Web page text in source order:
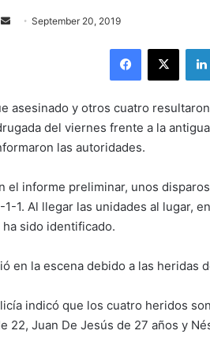
Send September 20, 2019
Facebook
X
asesinado y otros cuatro
del viernes frente a la
las autoridades.
el informe preliminar, unos
1-1. Al llegar las unidades al lugar,
sido identificado.
en la escena debido a las heridas
indicó que los cuatro heridos
22, Juan De Jesús de 27 años y